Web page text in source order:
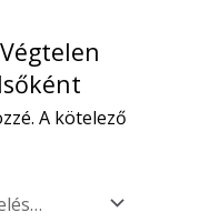
A kötelező